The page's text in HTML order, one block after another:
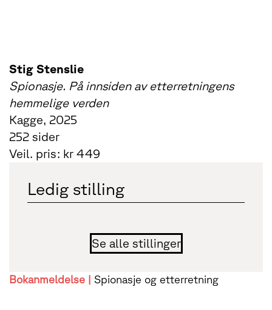
Bokanmeldelse | Spionasje og etterretning
Stig Stenslie
Spionasje. På innsiden av etterretningens
hemmelige verden
Kagge, 2025
252 sider
Veil. pris: kr 449
Ledig stilling
Se alle stillinger